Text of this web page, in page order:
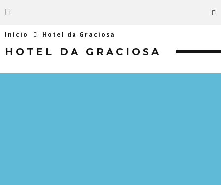
Início Hotel da Graciosa
HOTEL DA GRACIOSA